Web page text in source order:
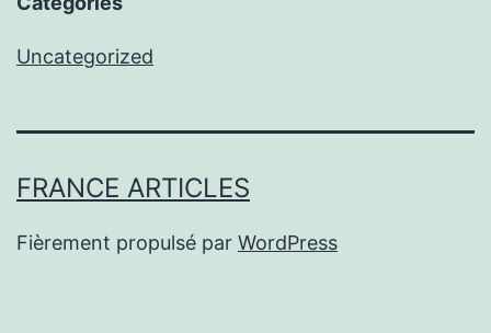
Uncategorized
FRANCE ARTICLES
Fièrement propulsé par WordPress